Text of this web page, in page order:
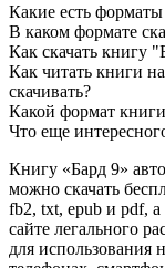
Какие есть
В каком формате
Как скачать книгу
Как читать книги
скачивать?
Какой формат
Что еще
Книгу «Бард 9»
можно скачать
fb2, txt, epub и pdf,
сайте легального
для использования